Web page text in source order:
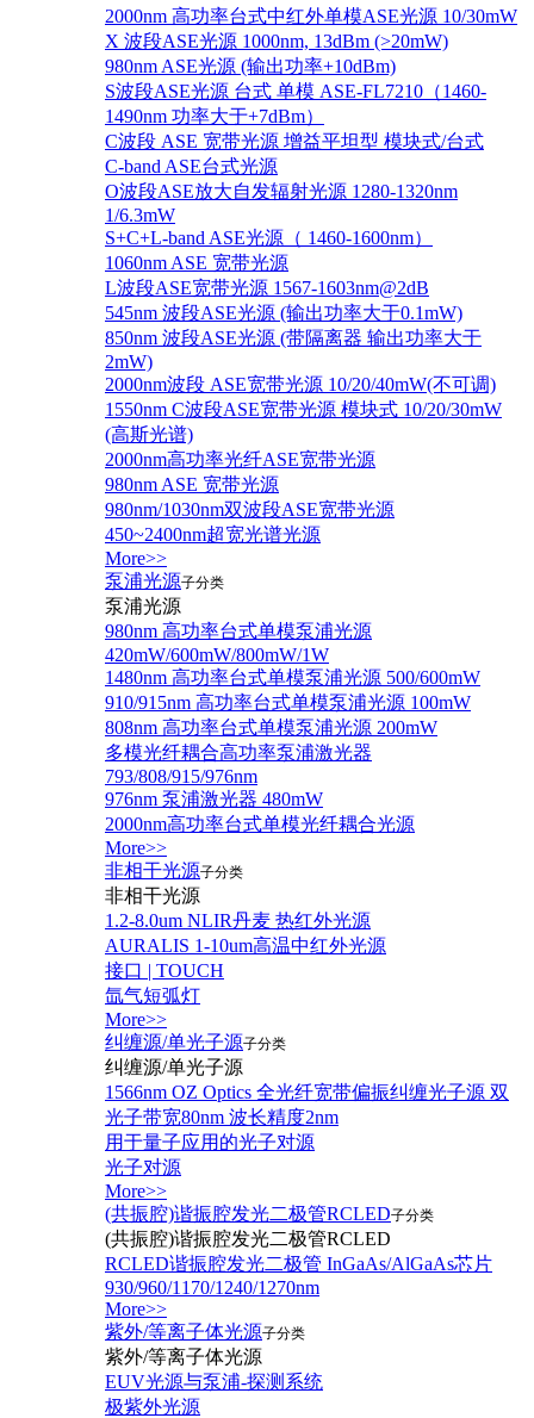
2000nm 高功率台式中红外单模ASE光源 10/30mW
X 波段ASE光源 1000nm, 13dBm (>20mW)
980nm ASE光源 (输出功率+10dBm)
S波段ASE光源 台式 单模 ASE-FL7210（1460-
1490nm 功率大于+7dBm）
C波段 ASE 宽带光源 增益平坦型 模块式/台式
C-band ASE台式光源
O波段ASE放大自发辐射光源 1280-1320nm
1/6.3mW
S+C+L-band ASE光源（ 1460-1600nm）
1060nm ASE 宽带光源
L波段ASE宽带光源 1567-1603nm@2dB
545nm 波段ASE光源 (输出功率大于0.1mW)
850nm 波段ASE光源 (带隔离器 输出功率大于
2mW)
2000nm波段 ASE宽带光源 10/20/40mW(不可调)
1550nm C波段ASE宽带光源 模块式 10/20/30mW
(高斯光谱)
2000nm高功率光纤ASE宽带光源
980nm ASE 宽带光源
980nm/1030nm双波段ASE宽带光源
450~2400nm超宽光谱光源
More>>
泵浦光源子分类
泵浦光源
980nm 高功率台式单模泵浦光源
420mW/600mW/800mW/1W
1480nm 高功率台式单模泵浦光源 500/600mW
910/915nm 高功率台式单模泵浦光源 100mW
808nm 高功率台式单模泵浦光源 200mW
多模光纤耦合高功率泵浦激光器
793/808/915/976nm
976nm 泵浦激光器 480mW
2000nm高功率台式单模光纤耦合光源
More>>
非相干光源子分类
非相干光源
1.2-8.0um NLIR丹麦 热红外光源
AURALIS 1-10um高温中红外光源
接口 | TOUCH
氙气短弧灯
More>>
纠缠源/单光子源子分类
纠缠源/单光子源
1566nm OZ Optics 全光纤宽带偏振纠缠光子源 双
光子带宽80nm 波长精度2nm
用于量子应用的光子对源
光子对源
More>>
(共振腔)谐振腔发光二极管RCLED子分类
(共振腔)谐振腔发光二极管RCLED
RCLED谐振腔发光二极管 InGaAs/AlGaAs芯片
930/960/1170/1240/1270nm
More>>
紫外/等离子体光源子分类
紫外/等离子体光源
EUV光源与泵浦-探测系统
极紫外光源